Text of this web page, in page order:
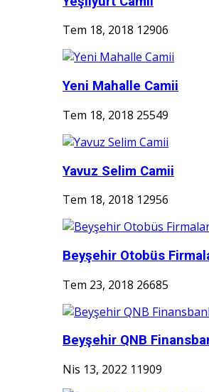
Tem 18, 2018 12906
Yeni Mahalle Camii
Tem 18, 2018 25549
Yavuz Selim Camii
Tem 18, 2018 12956
Beyşehir Otobüs
Tem 23, 2018 26685
Beyşehir QNB
Nis 13, 2022 11909